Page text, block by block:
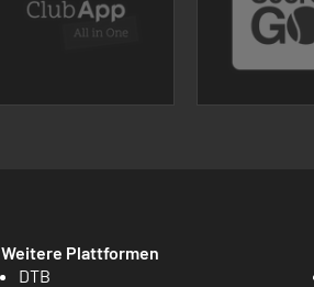
Weitere Plattformen
DTB